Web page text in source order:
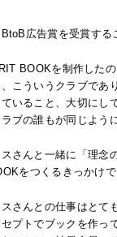
BtoB広告賞を受賞す
BOOKを制作した
こういうクラブであ
いること、大切にし
ブの誰もが同じよう
さんと一緒に「理念
をつくるきっかけで
さんとの仕事はとて
プトでブックを作っ